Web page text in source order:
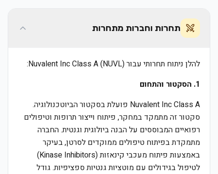
תחרות וחברות מתחרות
להלן ניתוח תחרותי עבור Nuvalent Inc Class A (NUVL):
1. הסקטור והתחום
Nuvalent Inc Class A פועלת בסקטור הביוטכנולוגיה.
סקטור זה מתמקד במחקר, פיתוח וייצור תרופות וטיפולים
רפואיים המבוססים על הבנה ביולוגית וגנטית. החברה
מתמקדת בפיתוח טיפולים ממוקדים לסרטן, בעיקר
באמצעות פיתוח מעכבי קינאזות (Kinase Inhibitors)
לטיפול בגידולים עם מוטציות גנטיות ספציפיות. גודל